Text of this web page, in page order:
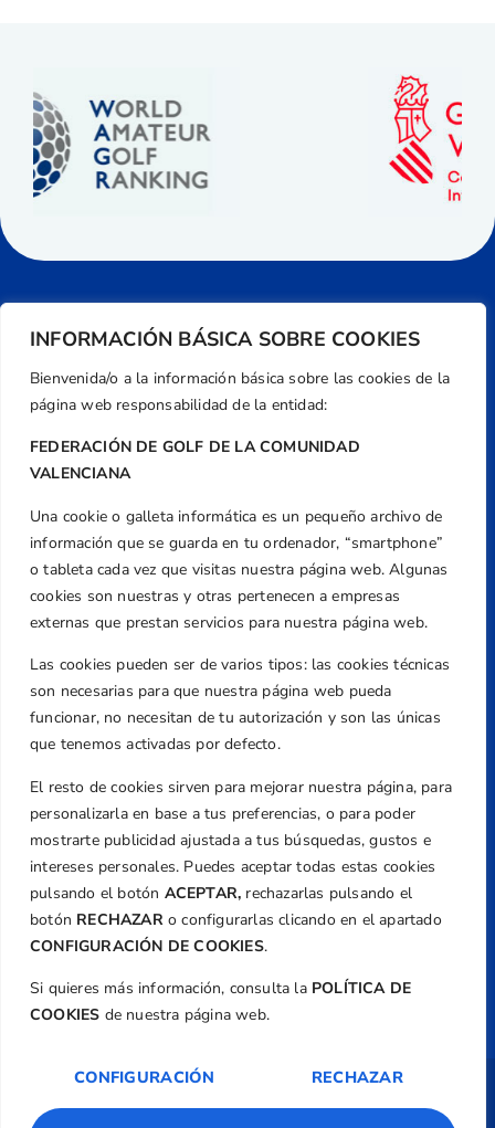
INFORMACIÓN BÁSICA SOBRE COOKIES
Bienvenida/o a la información básica sobre las cookies de la
página web responsabilidad de la entidad:
FEDERACIÓN DE GOLF DE LA COMUNIDAD
VALENCIANA
Una cookie o galleta informática es un pequeño archivo de
información que se guarda en tu ordenador, “smartphone”
o tableta cada vez que visitas nuestra página web. Algunas
cookies son nuestras y otras pertenecen a empresas
externas que prestan servicios para nuestra página web.
Las cookies pueden ser de varios tipos: las cookies técnicas
son necesarias para que nuestra página web pueda
funcionar, no necesitan de tu autorización y son las únicas
que tenemos activadas por defecto.
El resto de cookies sirven para mejorar nuestra página, para
personalizarla en base a tus preferencias, o para poder
mostrarte publicidad ajustada a tus búsquedas, gustos e
intereses personales. Puedes aceptar todas estas cookies
pulsando el botón ACEPTAR, rechazarlas pulsando el
botón RECHAZARo configurarlas clicando en el apartado
CONFIGURACIÓN DE COOKIES.
Si quieres más información, consulta la POLÍTICA DE
COOKIES de nuestra página web.
CONFIGURACIÓN RECHAZAR
Dirección
Centre de L´Esport, Carrer d'Isaac Peral i
Caballero, Nº 5, Despachos 2 y 3, 46980,
Valencia
+34 961 367 799
Email
federacion@golfcv.com
Aviso Legal
Política de Privacidad
Transparencia
Normativa
Federación
TecnoQuatre